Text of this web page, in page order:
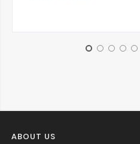
ABOUT US